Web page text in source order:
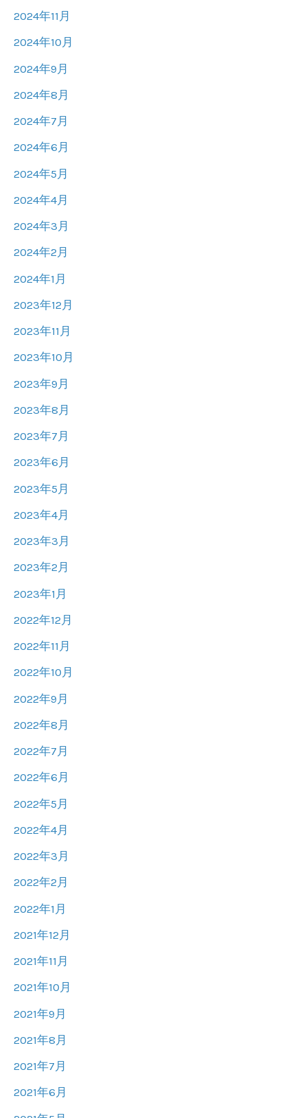
2024年11月
2024年10月
2024年9月
2024年8月
2024年7月
2024年6月
2024年5月
2024年4月
2024年3月
2024年2月
2024年1月
2023年12月
2023年11月
2023年10月
2023年9月
2023年8月
2023年7月
2023年6月
2023年5月
2023年4月
2023年3月
2023年2月
2023年1月
2022年12月
2022年11月
2022年10月
2022年9月
2022年8月
2022年7月
2022年6月
2022年5月
2022年4月
2022年3月
2022年2月
2022年1月
2021年12月
2021年11月
2021年10月
2021年9月
2021年8月
2021年7月
2021年6月